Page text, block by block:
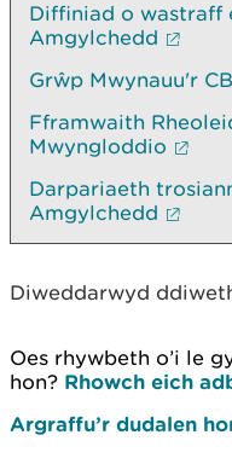
Diffiniad o wastraff
Amgylchedd
Grŵp Mwynauu'r
Fframwaith
Mwyngloddio
Darpariaeth
Amgylchedd
Diweddarwyd
Oes rhywbeth o’i le
hon? Rhowch eich
Argraffu’r dudalen